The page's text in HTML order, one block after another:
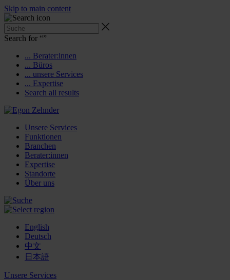
Skip to main content
Search for “”
... Berater:innen
... Büros
... unsere Services
... Expertise
Search all results
Unsere Services
Funktionen
Branchen
Berater:innen
Expertise
Standorte
Über uns
English
Deutsch
中文
日本語
Unsere Services